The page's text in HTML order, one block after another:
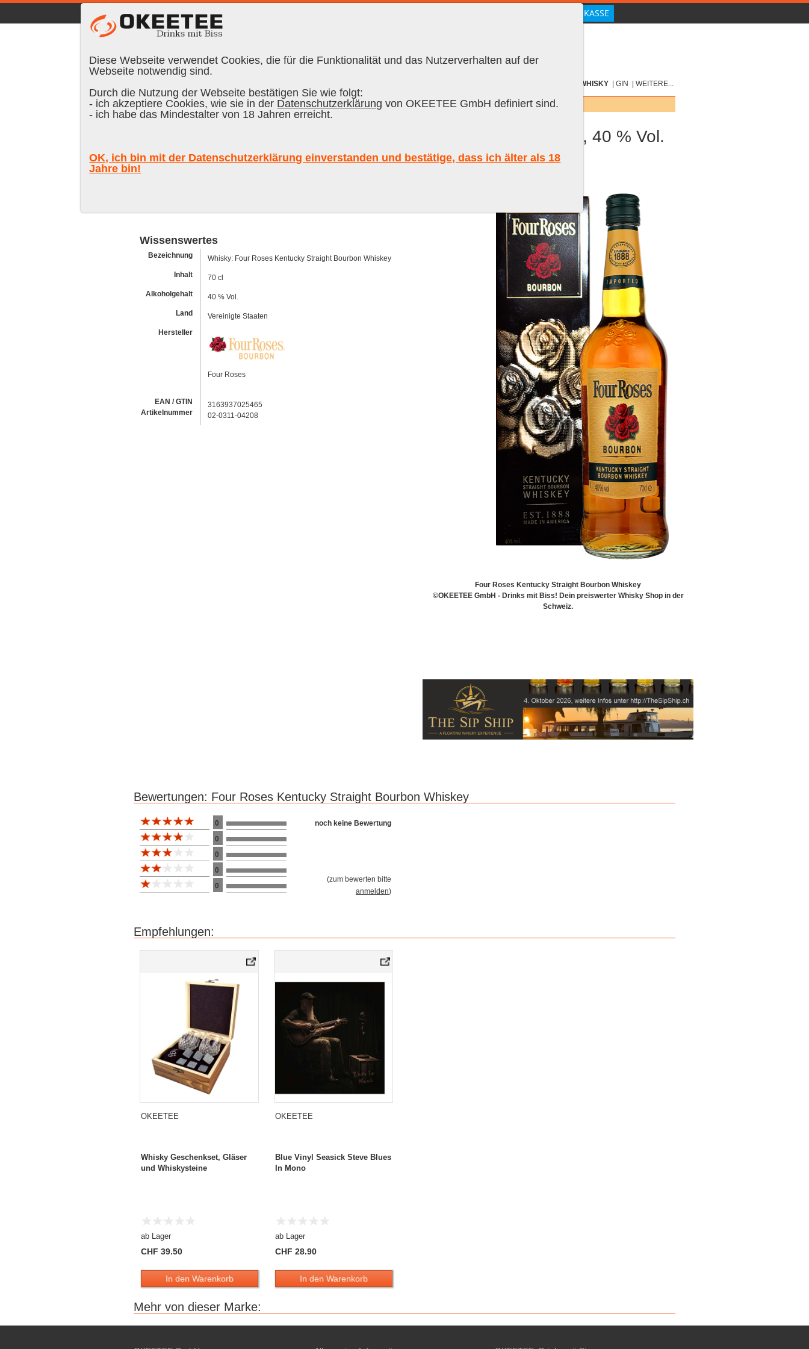
☰ |DE FR EN|Anmelden
WHISKY GIN WEITERE...
Suchen:
Four Roses Kentucky Straight Bourbon Whiskey, 70 cl, 40 % Vol.
Wissenswertes
Bezeichnung
Whisky: Four Roses Kentucky Straight Bourbon Whiskey
Inhalt
70 cl
Alkoholgehalt
40 % Vol.
Land
Vereinigte Staaten
Hersteller
Four Roses
EAN / GTIN
Artikelnummer
3163937025465
02-0311-04208
Four Roses Kentucky Straight Bourbon Whiskey
©OKEETEE GmbH - Drinks mit Biss! Dein preiswerter Whisky Shop in der
Schweiz.
Bewertungen: Four Roses Kentucky Straight Bourbon Whiskey
Bewertung 10
0
0
0
0
0
noch keine Bewertung
(zum bewerten bitte
anmelden)
Empfehlungen:
OKEETEE
Whisky Geschenkset, Gläser
und Whiskysteine
ab Lager
CHF 39.50
In den Warenkorb
OKEETEE
Blue Vinyl Seasick Steve Blues
In Mono
ab Lager
CHF 28.90
In den Warenkorb
Mehr von dieser Marke:
Diese Webseite verwendet Cookies, die für die Funktionalität und das Nutzerverhalten auf der
Webseite notwendig sind.
Durch die Nutzung der Webseite bestätigen Sie wie folgt:
- ich akzeptiere Cookies, wie sie in der Datenschutzerklärung von OKEETEE GmbH definiert sind.
- ich habe das Mindestalter von 18 Jahren erreicht.
OK, ich bin mit der Datenschutzerklärung einverstanden und bestätige, dass ich älter als 18
Jahre bin!